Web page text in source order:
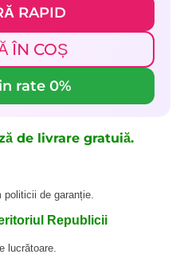
RAPID
ÎN COȘ
rate 0%
de livrare gratuiă.
de garanție.
Republicii
lucrătoare.